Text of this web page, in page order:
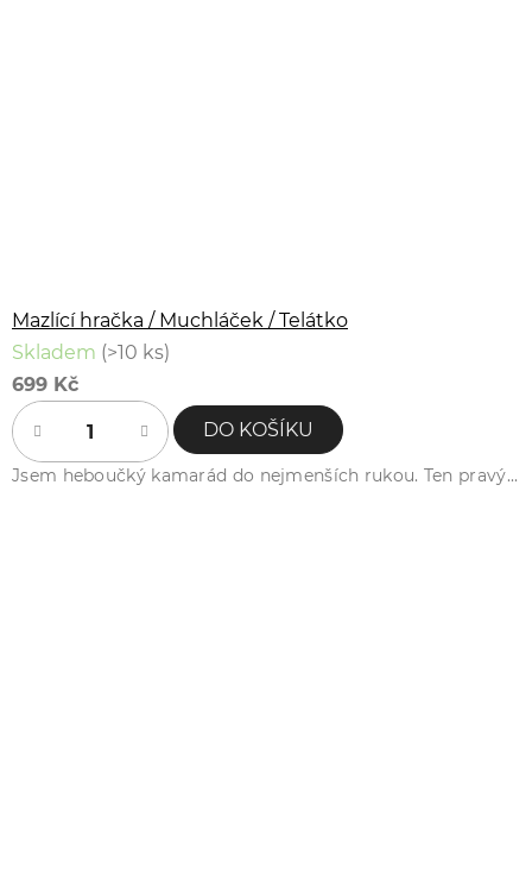
Mazlící hračka / Muchláček / Telátko
Skladem (>10 ks)
699 Kč
DO KOŠÍKU
Jsem heboučký kamarád do nejmenších rukou. Ten pravý...